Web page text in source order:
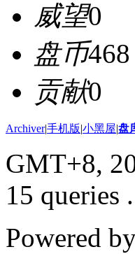
威望0
盘币468
贡献0
Archiver|手机版|小黑屋|盘
GMT+8,
15 queries .
Powered